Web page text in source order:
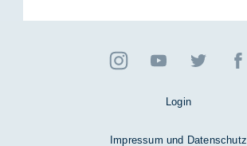
Login
Impressum und Datenschutz